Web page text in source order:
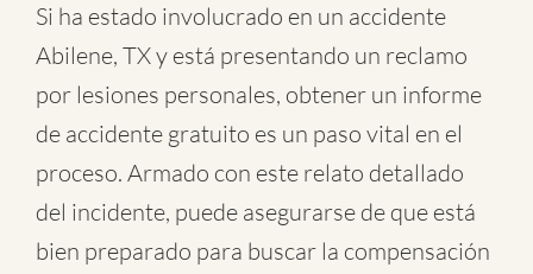
Si ha estado involucrado en un accidente
Abilene, TX y está presentando un reclamo
por lesiones personales, obtener un informe
de accidente gratuito es un paso vital en el
proceso. Armado con este relato detallado
del incidente, puede asegurarse de que está
bien preparado para buscar la compensación